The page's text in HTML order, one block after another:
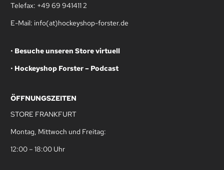
Telefax: +49 69 941411 2
E-Mail: info(at)hockeyshop-forster.de
• Besuche unseren Store virtuell
• Hockeyshop Forster – Podcast
ÖFFNUNGSZEITEN
STORE FRANKFURT
Montag, Mittwoch und Freitag:
12:00 – 18:00 Uhr